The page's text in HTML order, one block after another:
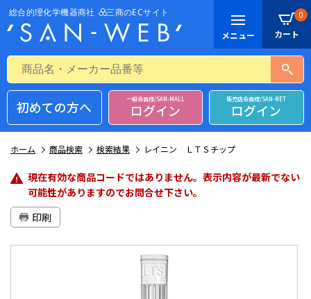
0
初めての方へ 一般会員様/SAN-MALL
ログイン
販売店会員様/SAN-NET
ログイン
ホーム 商品検索 検索結果 レイニン ＬＴＳチップ
現在有効な商品コードではありません。表示内容が最新でない
可能性がありますのでお問合せ下さい。
印刷